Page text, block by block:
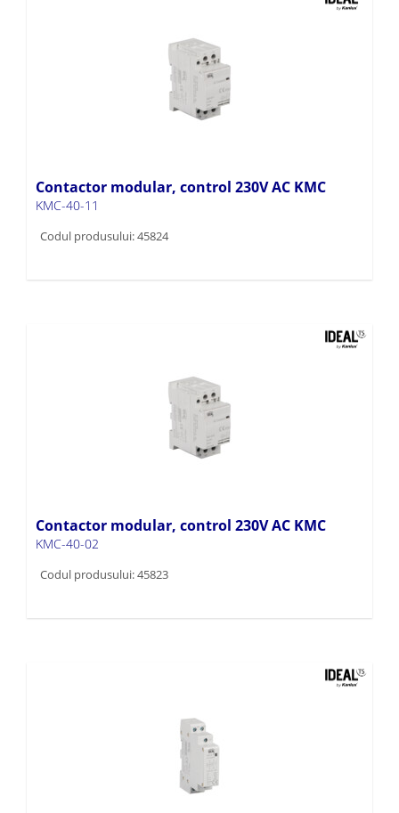
Contactor modular, control 230V AC KMC
KMC-40-11
Codul produsului: 45824
Contactor modular, control 230V AC KMC
KMC-40-02
Codul produsului: 45823